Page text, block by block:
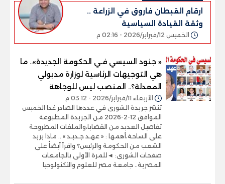
ارقام القبطان فاروق في الزراعة ..
وثقة القيادة السياسية
الخميس 12/فبراير/2026 - 02:16 م
« جنود السيسي فـي الحكومة الجديدة».. ما
هي التوجيهات الرئاسية لوزارة مدبولي
المعدلة؟.. المنصب ليس للوجاهة
الأربعاء 11/فبراير/2026 - 03:12 م
تنشر جريدة الشورى في عددها الصادر غدا الخميس
الموافق 12-2-2026 من الجريدة المطبوعة
تفاصيل العديد من القضايا،والملفات المطروحة
على الساحة،أهمها : « عهـد جـديـد » .. ماذا يريد
الشعب من الحكومة والرئيس؟ واقرأ أيضاً على
صفحات الشورى: ◄للمرة الأولى بالجامعات
المصرية.. جامعة مصر للعلوم والتكنولوجيا